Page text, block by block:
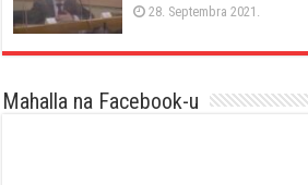
28. Septembra 2021.
Mahalla na Facebook-u